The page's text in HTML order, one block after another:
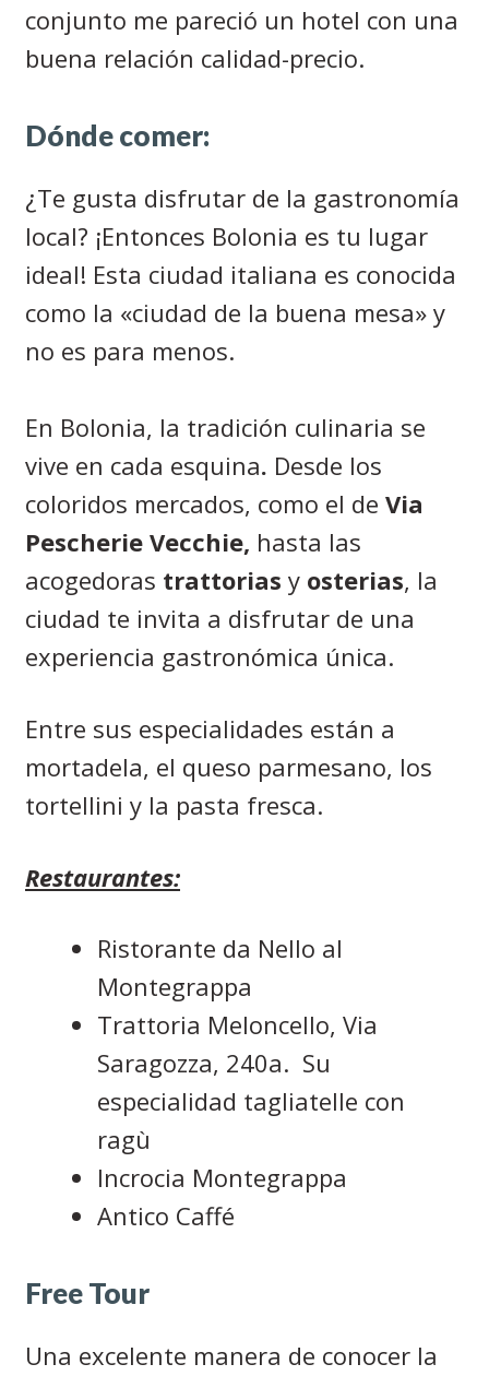
conjunto me pareció un hotel con una
buena relación calidad-precio.
Dónde comer:
¿Te gusta disfrutar de la gastronomía
local? ¡Entonces Bolonia es tu lugar
ideal! Esta ciudad italiana es conocida
como la «ciudad de la buena mesa» y
no es para menos.
En Bolonia, la tradición culinaria se
vive en cada esquina. Desde los
coloridos mercados, como el de Via
Pescherie Vecchie, hasta las
acogedoras trattorias y osterias, la
ciudad te invita a disfrutar de una
experiencia gastronómica única.
Entre sus especialidades están a
mortadela, el queso parmesano, los
tortellini y la pasta fresca.
Restaurantes:
Ristorante da Nello al
Montegrappa
Trattoria Meloncello, Via
Saragozza, 240a. Su
especialidad tagliatelle con
ragù
Incrocia Montegrappa
Antico Caffé
Free Tour
Una excelente manera de conocer la